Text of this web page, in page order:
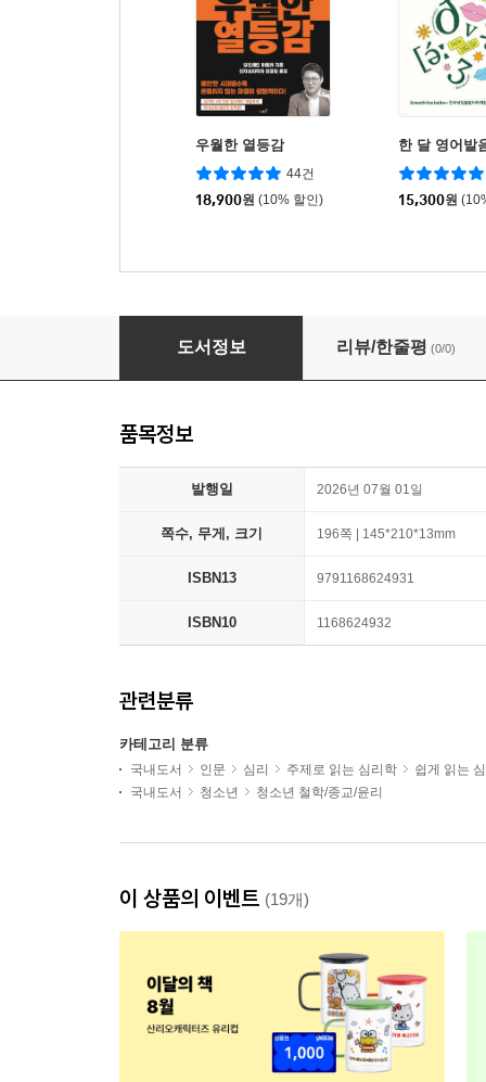
우월한 열등감
44건
18,900원 (10% 할인)
한 달 영어발
15,300원
개념이 술술! 이해가 쏙쏙! 아들러 심리학
도서정보 리뷰/한줄평 (0/0)
품목정보
발행일 2026년 07월 01일
쪽수, 무게, 크기 196쪽 | 145*210*13mm
ISBN13 9791168624931
ISBN10 1168624932
관련분류
카테고리 분류
국내도서 인문 심리 주제로 읽는 심리학
쉽게 읽는
국내도서
청소년 청소년 철학/종교/윤리
이 상품의 이벤트 (19개)